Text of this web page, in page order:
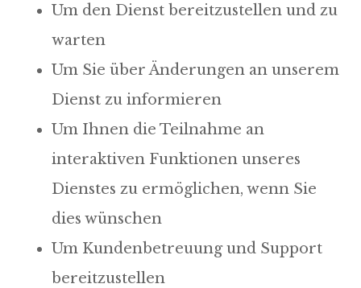
Um den Dienst bereitzustellen und zu
warten
Um Sie über Änderungen an unserem
Dienst zu informieren
Um Ihnen die Teilnahme an
interaktiven Funktionen unseres
Dienstes zu ermöglichen, wenn Sie
dies wünschen
Um Kundenbetreuung und Support
bereitzustellen